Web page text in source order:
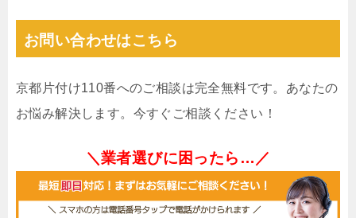
お問い合わせはこちら
京都片付け110番へのご相談は完全無料です。あなたの
お悩み解決します。今すぐご相談ください！
＼業者選びに困ったら…／